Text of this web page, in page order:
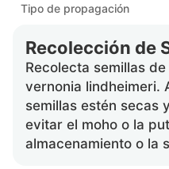
Tipo de propagación
Recolección de
Recolecta semillas
vernonia lindheimeri.
semillas estén secas
evitar el moho o la
almacenamiento o la